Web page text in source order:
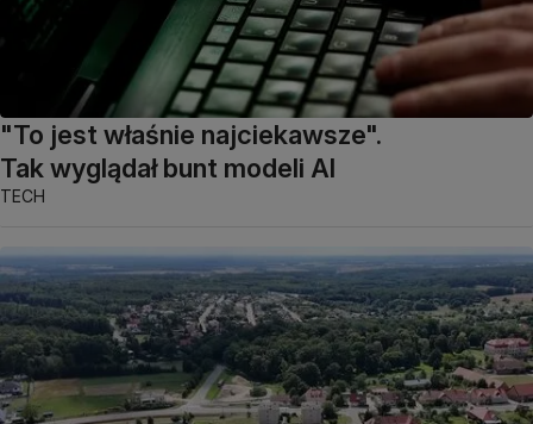
"To jest właśnie najciekawsze".
Tak wyglądał bunt modeli AI
TECH